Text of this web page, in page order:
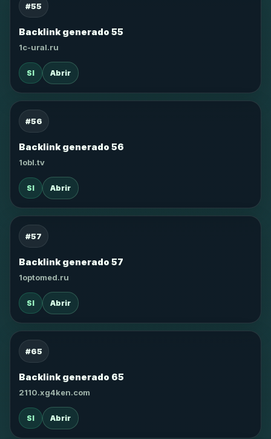
#55
Backlink generado 55
1c-ural.ru
SI Abrir
#56
Backlink generado 56
1obl.tv
SI Abrir
#57
Backlink generado 57
1optomed.ru
SI Abrir
#65
Backlink generado 65
2110.xg4ken.com
SI Abrir